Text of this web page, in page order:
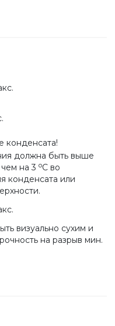
конденсата!
должна быть выше
на 3 oС во
конденсата или
визуально сухим и
на разрыв мин.